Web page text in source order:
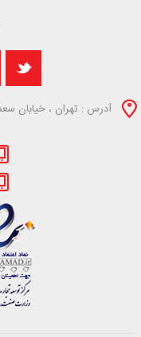
آدرس : تهران ، خیابان